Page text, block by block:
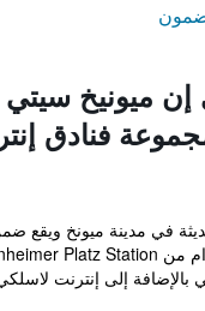
ميونيخ سيتي
فنادق
في مدينة ميونخ ويقع
بالإضافة إلى إنترنت